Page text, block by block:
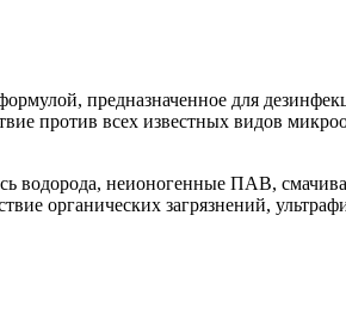
предназначенное для
против всех известных видов
водорода, неионогенные ПАВ,
органических загрязнений,